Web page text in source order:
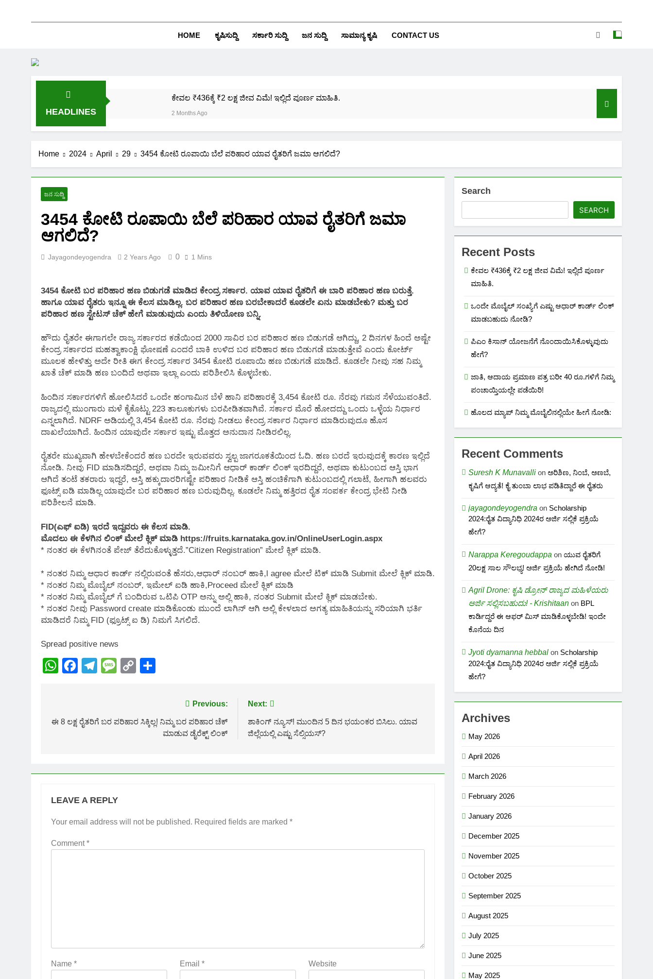
HOME ಕೃಷಿಸುದ್ದಿ ಸರ್ಕಾರಿ ಸುದ್ದಿ ಜನ ಸುದ್ದಿ ಸಾಮಾನ್ಯ ಕೃಷಿ CONTACT US
HEADLINES
ಕೇವಲ ₹436ಕ್ಕೆ ₹2 ಲಕ್ಷ ಜೀವ ವಿಮೆ! ಇಲ್ಲಿದೆ ಪೂರ್ಣ ಮಾಹಿತಿ.
2 Months Ago
ಪಿಎಂ ಕಿಸಾನ್ ಯೋಜನೆಗೆ ನೊಂದಾಯಿಸಿಕೊಳ್ಳುವುದು ಹೇಗೆ?
ಜಾತಿ, ಆದಾಯ ಪ್ರಮಾಣ ಪತ್ರ ಬರೀ 40 ರೂ.ಗಳಿಗೆ ನಿಮ್ಮ ಪಂಚಾಯ್ತಿಯಲ್ಲೇ ಪಡೆಯಿರಿ!
2 Months Ago
ನಿಮ್ಮ ಆಧಾರ್ ಕಾರ್ಡ್‌ಗೆ ಎಷ್ಟು ಮೊಬೈಲ್ ನಂಬರ ಲಿಂಕ್ ಇದೆ ಗೊತ್ತಾ!
2 Months Ago
Home 2024 April 29 3454 ಕೋಟಿ ರೂಪಾಯಿ ಬೆಲೆ ಪರಿಹಾರ ಯಾವ ರೈತರಿಗೆ ಜಮಾ ಆಗಲಿದೆ?
ಜನ ಸುದ್ದಿ
3454 ಕೋಟಿ ರೂಪಾಯಿ ಬೆಲೆ ಪರಿಹಾರ ಯಾವ ರೈತರಿಗೆ ಜಮಾ
ಆಗಲಿದೆ?
Jayagondeyogendra 2 Years Ago 0 1 Mins
3454 ಕೋಟಿ ಬರ ಪರಿಹಾರ ಹಣ ಬಿಡುಗಡೆ ಮಾಡಿದ ಕೇಂದ್ರ ಸರ್ಕಾರ. ಯಾವ ಯಾವ ರೈತರಿಗೆ ಈ ಬಾರಿ ಪರಿಹಾರ ಹಣ ಬರುತ್ತೆ.
ಹಾಗೂ ಯಾವ ರೈತರು ಇನ್ನೂ ಈ ಕೆಲಸ ಮಾಡಿಲ್ಲ. ಬರ ಪರಿಹಾರ ಹಣ ಬರಬೇಕಾದರೆ ಕೂಡಲೇ ಏನು ಮಾಡಬೇಕು?‌ ಮತ್ತು ಬರ
ಪರಿಹಾರ ಹಣ ಸ್ಟೇಟಸ್ ಚೆಕ್ ಹೇಗೆ ಮಾಡುವುದು ಎಂದು ತಿಳಿಯೋಣ ಬನ್ನಿ.
ಹೌದು ರೈತರೇ ಈಗಾಗಲೇ ರಾಜ್ಯ ಸರ್ಕಾರದ ಕಡೆಯಿಂದ 2000 ಸಾವಿರ ಬರ ಪರಿಹಾರ ಹಣ ಬಿಡುಗಡೆ ಆಗಿದ್ದು, 2 ದಿನಗಳ ಹಿಂದೆ ಅಷ್ಟೇ
ಕೇಂದ್ರ ಸರ್ಕಾರದ ಮಹತ್ವಾಕಾಂಕ್ಷಿ ಘೋಷಣೆ ಎಂದರೆ ಬಾಕಿ ಉಳಿದ ಬರ ಪರಿಹಾರ ಹಣ ಬಿಡುಗಡೆ ಮಾಡುತ್ತೇವೆ ಎಂದು ಕೋರ್ಟ್
ಮೂಲಕ ಹೇಳಿತ್ತು ಅದೇ ರೀತಿ ಈಗ ಕೇಂದ್ರ ಸರ್ಕಾರ 3454 ಕೋಟಿ ರೂಪಾಯಿ ಹಣ ಬಿಡುಗಡೆ ಮಾಡಿದೆ. ಕೂಡಲೇ ನೀವು ಸಹ ನಿಮ್ಮ
ಖಾತೆ ಚೆಕ್ ಮಾಡಿ ಹಣ ಬಂದಿದೆ ಅಥವಾ ಇಲ್ಲಾ ಎಂದು ಪರಿಶೀಲಿಸಿ ಕೊಳ್ಳಬೇಕು.
ಹಿಂದಿನ ಸರ್ಕಾರಗಳಿಗೆ ಹೋಲಿಸಿದರೆ ಒಂದೇ ಹಂಗಾಮಿನ ಬೆಳೆ ಹಾನಿ ಪರಿಹಾರಕ್ಕೆ 3,454 ಕೋಟಿ ರೂ. ನೆರವು ಗಮನ ಸೆಳೆಯುವಂತಿದೆ.
ರಾಜ್ಯದಲ್ಲಿ ಮುಂಗಾರು ಮಳೆ ಕೈಕೊಟ್ಟು 223 ತಾಲೂಕುಗಳು ಬರಪೀಡಿತವಾಗಿವೆ. ಸರ್ಕಾರ ಮೊರೆ ಹೋದದ್ದು ಒಂದು ಒಳ್ಳೆಯ ನಿರ್ಧಾರ
ಎನ್ನಲಾಗಿದೆ. NDRF ಅಡಿಯಲ್ಲಿ 3,454 ಕೋಟಿ ರೂ. ನೆರವು ನೀಡಲು ಕೇಂದ್ರ ಸರ್ಕಾರ ನಿರ್ಧಾರ ಮಾಡಿರುವುದೂ ಹೊಸ
ದಾಖಲೆಯಾಗಿದೆ. ಹಿಂದಿನ ಯಾವುದೇ ಸರ್ಕಾರ ಇಷ್ಟು ಮೊತ್ತದ ಅನುದಾನ ನೀಡಿರಲಿಲ್ಲ.
ರೈತರೇ ಮುಖ್ಯವಾಗಿ ಹೇಳಬೇಕೆಂದರೆ ಹಣ ಬರದೇ ಇರುವವರು ಸ್ವಲ್ಪ ಜಾಗರೂಕತೆಯಿಂದ ಓದಿ. ಹಣ ಬರದೆ ಇರುವುದಕ್ಕೆ ಕಾರಣ ಇಲ್ಲಿದೆ
ನೋಡಿ. ನೀವು FID ಮಾಡಿಸದಿದ್ದರೆ, ಅಥವಾ ನಿಮ್ಮ ಜಮೀನಿಗೆ ಆಧಾರ್ ಕಾರ್ಡ್ ಲಿಂಕ್ ಇರದಿದ್ದರೆ, ಅಥವಾ ಕುಟುಂಬದ ಆಸ್ತಿ ಭಾಗ
ಆಗಿದೆ ತಂಟೆ ತಕರಾರು ಇದ್ದರೆ, ಆಸ್ತಿ ಹಕ್ಕುದಾರರಿಗಷ್ಟೇ ಪರಿಹಾರ ನೀಡಿಕೆ ಆಸ್ತಿ ಹಂಚಿಕೆಗಾಗಿ ಕುಟುಂಬದಲ್ಲಿ ಗಲಾಟೆ, ಹೀಗಾಗಿ ಹಲವರು
ಫೂಟ್ಸ್ ಐಡಿ ಮಾಡಿಲ್ಲ ಯಾವುದೇ ಬರ ಪರಿಹಾರ ಹಣ ಬರುವುದಿಲ್ಲ. ಕೂಡಲೇ ನಿಮ್ಮ ಹತ್ತಿರದ ರೈತ ಸಂಪರ್ಕ ಕೇಂದ್ರ ಭೇಟಿ ನೀಡಿ
ಪರಿಶೀಲನೆ ಮಾಡಿ.
FID(ಎಫ್ ಐಡಿ) ಇರದೆ ಇದ್ದವರು ಈ ಕೆಲಸ ಮಾಡಿ.
ಮೊದಲು ಈ ಕೆಳಗಿನ ಲಿಂಕ್ ಮೇಲೆ ಕ್ಲಿಕ್ ಮಾಡಿ https://fruits.karnataka.gov.in/OnlineUserLogin.aspx
* ನಂತರ ಈ ಕೆಳಗಿನಂತೆ ಪೇಜ್ ತೆರೆದುಕೊಳ್ಳುತ್ತದೆ.”Citizen Registration” ಮೇಲೆ ಕ್ಲಿಕ್ ಮಾಡಿ.
* ನಂತರ ನಿಮ್ಮ ಆಧಾರ ಕಾರ್ಡ್ ನಲ್ಲಿರುವಂತೆ ಹೆಸರು,ಆಧಾರ್ ನಂಬರ್ ಹಾಕಿ,l agree ಮೇಲೆ ಟಿಕ್ ಮಾಡಿ Submit ಮೇಲೆ ಕ್ಲಿಕ್ ಮಾಡಿ.
* ನಂತರ ನಿಮ್ಮ ಮೊಬೈಲ್ ನಂಬರ್, ಇಮೇಲ್ ಐಡಿ ಹಾಕಿ,Proceed ಮೇಲೆ ಕ್ಲಿಕ್ ಮಾಡಿ
* ನಂತರ ನಿಮ್ಮ ಮೊಬೈಲ್ ಗೆ ಬಂದಿರುವ ಒಟಿಪಿ OTP ಅನ್ನು ಅಲ್ಲಿ ಹಾಕಿ, ನಂತರ Submit ಮೇಲೆ ಕ್ಲಿಕ್ ಮಾಡಬೇಕು.
* ನಂತರ ನೀವು Password create ಮಾಡಿಕೊಂಡು ಮುಂದೆ ಲಾಗಿನ್ ಆಗಿ ಅಲ್ಲಿ ಕೇಳಲಾದ ಅಗತ್ಯ ಮಾಹಿತಿಯನ್ನು ಸರಿಯಾಗಿ ಭರ್ತಿ
ಮಾಡಿದರೆ ನಿಮ್ಮ FID (ಫ್ರೂಟ್ಸ್ ಐ ಡಿ) ನಿಮಗೆ ಸಿಗಲಿದೆ.
Spread positive news
WhatsApp
Facebook
Telegram
Message
Copy
navigation
Previous:
ಈ 8 ಲಕ್ಷ ರೈತರಿಗೆ ಬರ ಪರಿಹಾರ ಸಿಕ್ಕಿಲ್ಲ! ನಿಮ್ಮ ಬರ ಪರಿಹಾರ ಚೆಕ್
ಮಾಡುವ ಡೈರೆಕ್ಟ್ ಲಿಂಕ್
Next:
ಶಾಕಿಂಗ್ ನ್ಯೂಸ್! ಮುಂದಿನ 5 ದಿನ ಭಯಂಕರ ಬಿಸಿಲು. ಯಾವ
ಜಿಲ್ಲೆಯಲ್ಲಿ ಎಷ್ಟು ಸೆಲ್ಸಿಯಸ್?
LEAVE A REPLY
Your email address will not be published. Required fields are marked *
Comment*
Name * Email* Website
Search
SEARCH
Recent Posts
ಕೇವಲ ₹436ಕ್ಕೆ ₹2 ಲಕ್ಷ ಜೀವ ವಿಮೆ! ಇಲ್ಲಿದೆ ಪೂರ್ಣ
ಮಾಹಿತಿ.
ಒಂದೇ ಮೊಬೈಲ್ ಸಂಖ್ಯೆಗೆ ಎಷ್ಟು ಆಧಾರ್ ಕಾರ್ಡ್ ಲಿಂಕ್
ಮಾಡಬಹುದು ನೋಡಿ?
ಪಿಎಂ ಕಿಸಾನ್ ಯೋಜನೆಗೆ ನೊಂದಾಯಿಸಿಕೊಳ್ಳುವುದು
ಹೇಗೆ?
ಜಾತಿ, ಆದಾಯ ಪ್ರಮಾಣ ಪತ್ರ ಬರೀ 40 ರೂ.ಗಳಿಗೆ ನಿಮ್ಮ
ಪಂಚಾಯ್ತಿಯಲ್ಲೇ ಪಡೆಯಿರಿ!
ಹೊಲದ ಮ್ಯಾಪ್ ನಿಮ್ಮ ಮೊಬೈಲಿನಲ್ಲಿಯೇ ಹೀಗೆ ನೋಡಿ:
Recent Comments
Suresh K Munavalli onಅರಿಶಿಣ, ನಿಂಬೆ, ಅಣಬೆ,
ಕೃಷಿಗೆ ಆದ್ಯತೆ! ಕೈ ತುಂಬಾ ಲಾಭ ಪಡಿತಿದ್ದಾರೆ ಈ ರೈತರು
jayagondeyogendra on Scholarship
2024:ರೈತ ವಿದ್ಯಾನಿಧಿ 2024ರ ಅರ್ಜಿ ಸಲ್ಲಿಕೆ ಪ್ರಕ್ರಿಯೆ
ಹೇಗೆ?
Narappa Keregoudappa onಯುವ ರೈತರಿಗೆ
20ಲಕ್ಷ ಸಾಲ ಸೌಲಭ್ಯ! ಅರ್ಜಿ ಪ್ರಕ್ರಿಯೆ ಹೇಗಿದೆ ನೋಡಿ!
Agril Drone: ಕೃಷಿ ಡ್ರೋನ್ ರಾಜ್ಯದ ಮಹಿಳೆಯರು
ಅರ್ಜಿ ಸಲ್ಲಿಸಬಹುದು! - Krishitaan on BPL
ಕಾರ್ಡಿದ್ದರೆ ಈ ಆಫರ್ ಮಿಸ್ ಮಾಡಿಕೊಳ್ಳಬೇಡಿ! ಇಂದೇ
ಕೊನೆಯ ದಿನ
Jyoti dyamanna hebbal on Scholarship
2024:ರೈತ ವಿದ್ಯಾನಿಧಿ 2024ರ ಅರ್ಜಿ ಸಲ್ಲಿಕೆ ಪ್ರಕ್ರಿಯೆ
ಹೇಗೆ?
Archives
May 2026
April 2026
March 2026
February 2026
January 2026
December 2025
November 2025
October 2025
September 2025
August 2025
July 2025
June 2025
May 2025